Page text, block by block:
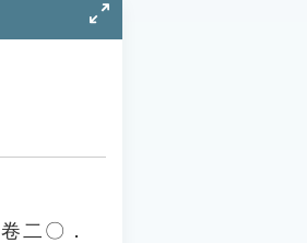
二〇．